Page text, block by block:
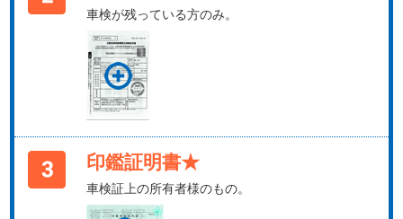
車検が残っている方のみ。
印鑑証明書★
車検証上の所有者様のもの。